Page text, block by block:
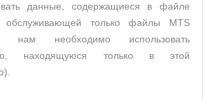
данные, содержащиеся в файле
обслуживающей только файлы MTS
нам необходимо использовать
находящуюся только в этой